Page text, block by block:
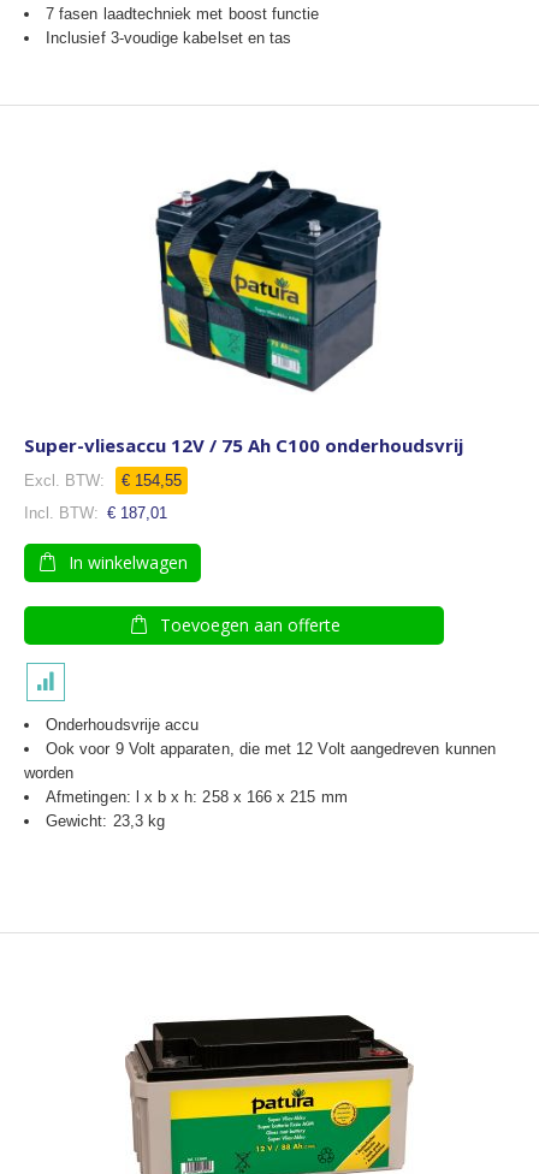
7 fasen laadtechniek met boost functie
Inclusief 3-voudige kabelset en tas
Super-vliesaccu 12V / 75 Ah C100 onderhoudsvrij
€ 154,55
€ 187,01
In winkelwagen
Toevoegen aan offerte
Onderhoudsvrije accu
Ook voor 9 Volt apparaten, die met 12 Volt aangedreven kunnen
worden
Afmetingen: l x b x h: 258 x 166 x 215 mm
Gewicht: 23,3 kg